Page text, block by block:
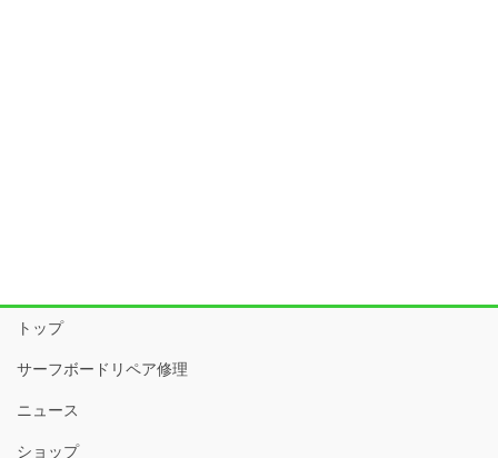
トップ
サーフボードリペア修理
ニュース
ショップ